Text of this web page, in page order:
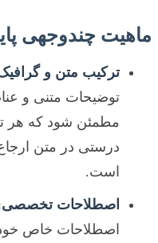
ماهیت چندوجهی
ترکیب متن و
توضیحات متنی و
مطمئن شود که هر
درستی در متن
است.
اصطلاحات
اصطلاحات خاص